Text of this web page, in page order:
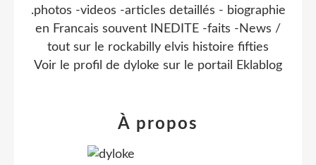
.photos -videos -articles detaillés - biographie
en Francais souvent INEDITE -faits -News /
tout sur le rockabilly elvis histoire fifties
Voir le profil de dyloke sur le portail Eklablog
À propos